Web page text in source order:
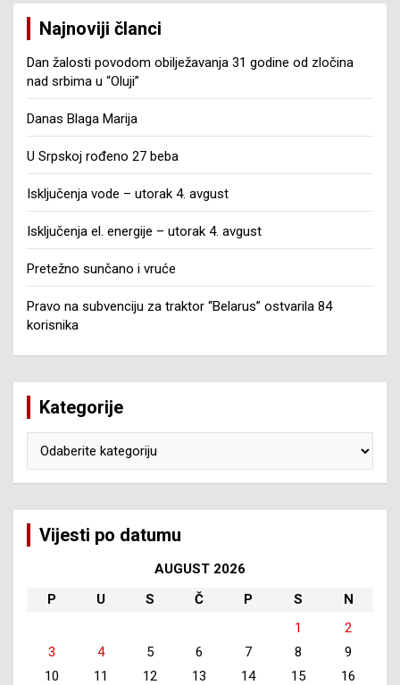
Najnoviji članci
Dan žalosti povodom obilježavanja 31 godine od zločina
nad srbima u “Oluji”
Danas Blaga Marija
U Srpskoj rođeno 27 beba
Isključenja vode – utorak 4. avgust
Isključenja el. energije – utorak 4. avgust
Pretežno sunčano i vruće
Pravo na subvenciju za traktor “Belarus” ostvarila 84
korisnika
Kategorije
Vijesti po datumu
AUGUST 2026
P
U S Č P S
N
1
2
3
4 5 6 7 8
9
10
11 12 13 14 15
16